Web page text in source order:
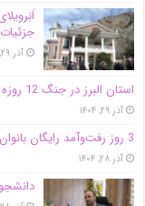
آذر ۲۹, ۱۴۰۴
استان البرز در جنگ 12 روزه 7 شهید دانشجو تقدیم انقلاب کرد
آذر ۲۹, ۱۴۰۴
3 روز رفت‌وآمد رایگان بانوان در خطوط اتوبوسرانی شهری کرج
آذر ۲۸, ۱۴۰۴